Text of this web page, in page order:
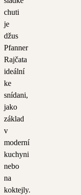
chuti
je
džus
Pfanner
Rajčata
ideální
ke
snídani,
jako
základ
v
moderní
kuchyni
nebo
na
koktejly.